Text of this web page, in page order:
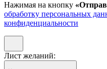
Нажимая на кнопку
обработку персональных
конфиденциальности
Лист желаний: